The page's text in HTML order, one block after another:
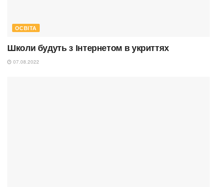
ОСВІТА
Школи будуть з Інтернетом в укриттях
07.08.2022